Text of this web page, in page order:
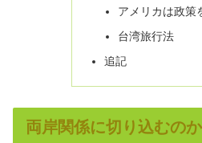
アメリカは政策
台湾旅行法
追記
両岸関係に切り込むのか